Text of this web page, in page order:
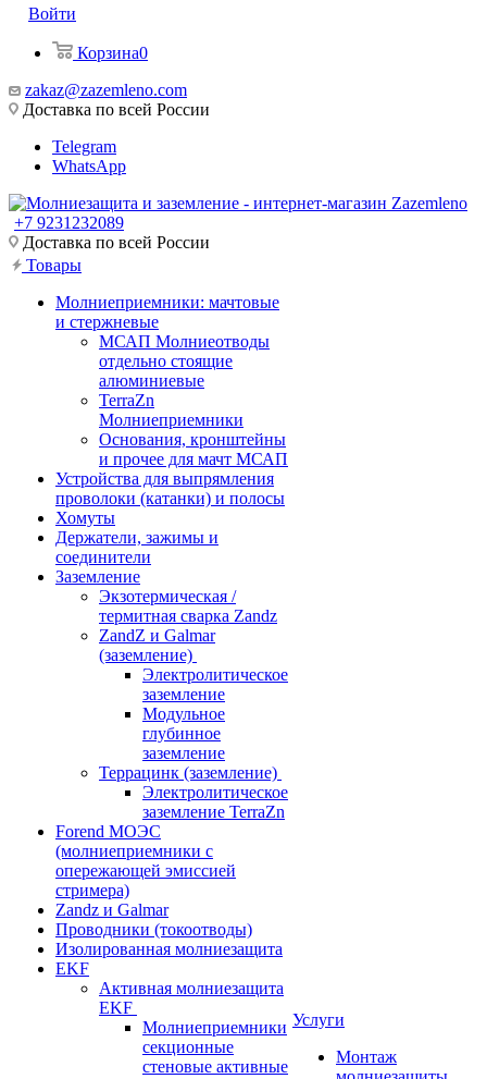
Войти
Корзина0
zakaz@zazemleno.com
Доставка по всей России
Telegram
WhatsApp
+7 9231232089
Доставка по всей России
Товары
Молниеприемники: мачтовые
и стержневые
МСАП Молниеотводы
отдельно стоящие
алюминиевые
TerraZn
Молниеприемники
Основания, кронштейны
и прочее для мачт МСАП
Устройства для выпрямления
проволоки (катанки) и полосы
Хомуты
Держатели, зажимы и
соединители
Заземление
Экзотермическая /
термитная сварка Zandz
ZandZ и Galmar
(заземление)
Электролитическое
заземление
Модульное
глубинное
заземление
Террацинк (заземление)
Электролитическое
заземление TerraZn
Forend МОЭС
(молниеприемники с
опережающей эмиссией
стримера)
Zandz и Galmar
Проводники (токоотводы)
Изолированная молниезащита
EKF
Активная молниезащита
EKF
Молниеприемники
секционные
стеновые активные
Услуги
Монтаж